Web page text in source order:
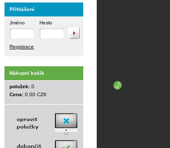
Přihlášení
Jméno Heslo
Registrace
Nákupní košík
položek: 0
Cena: 0,00 CZK